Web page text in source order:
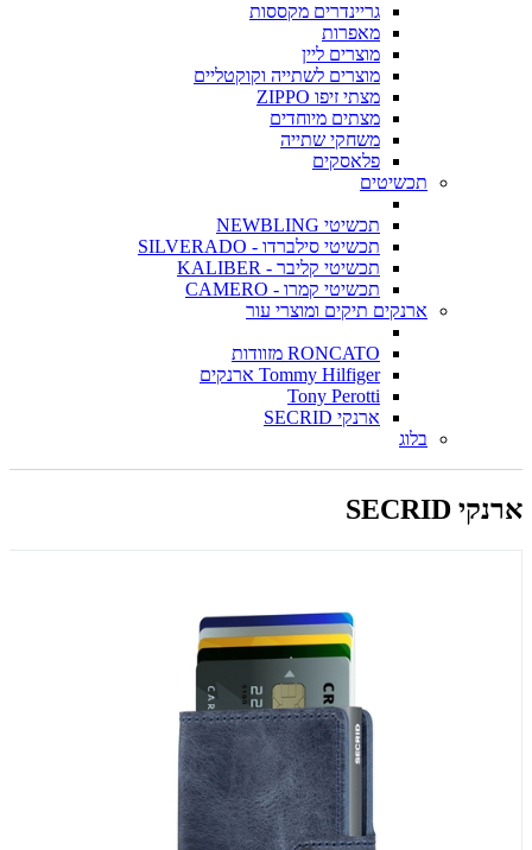
גריינדרים מקססות
מאפרות
מוצרים ליין
מוצרים לשתייה וקוקטליים
מצתי זיפו ZIPPO
מצתים מיוחדים
משחקי שתייה
פלאסקים
תכשיטים
תכשיטי NEWBLING
תכשיטי סילברדו - SILVERADO
תכשיטי קליבר - KALIBER
תכשיטי קמרו - CAMERO
ארנקים תיקים ומוצרי עור
RONCATO מזוודות
Tommy Hilfiger ארנקים
Tony Perotti
ארנקי SECRID
בלוג
ארנקי SECRID